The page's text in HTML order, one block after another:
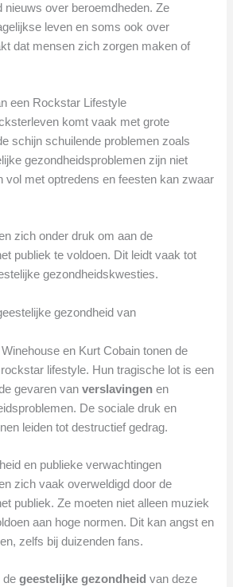
nieuws over beroemdheden. Ze
leven en soms ook over
dat mensen zich zorgen maken of
een Rockstar Lifestyle
komt vaak met grote
schijn schuilende problemen zoals
gezondheidsproblemen zijn niet
vol met optredens en feesten kan zwaar
zich onder druk om aan de
publiek te voldoen. Dit leidt vaak tot
gezondheidskwesties.
gezondheid van
en Kurt Cobain tonen de
lifestyle. Hun tragische lot is een
gevaren vanverslavingen en
De sociale druk en
leiden tot destructief gedrag.
en publieke verwachtingen
zich vaak overweldigd door de
publiek. Ze moeten niet alleen muziek
aan hoge normen. Dit kan angst en
zelfs bij duizenden fans.
degeestelijke gezondheid van deze